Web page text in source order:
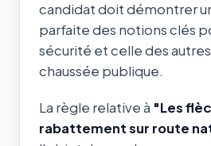
candidat doit démontrer
parfaite des notions clés
sécurité et celle des autres
chaussée publique.
La règle relative à "Les
rabattement sur route